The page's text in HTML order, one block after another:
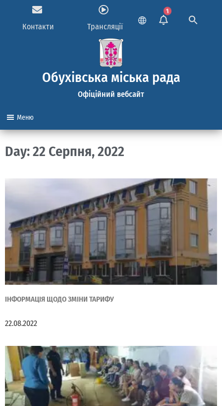
Контакти Трансляції
1
Обухівська міська рада
Офіційний вебсайт
Меню
Day: 22 Серпня, 2022
ІНФОРМАЦІЯ ЩОДО ЗМІНИ ТАРИФУ
22.08.2022